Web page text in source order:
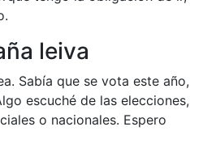
leiva
Sabía que se vota este año,
escuché de las elecciones,
o nacionales. Espero